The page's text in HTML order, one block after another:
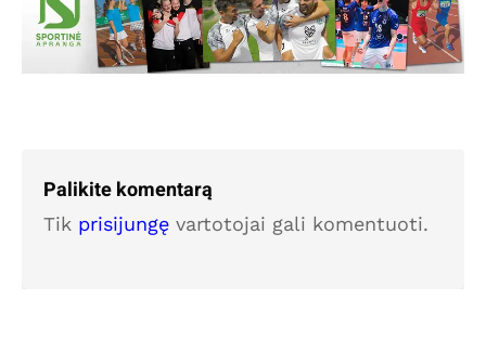
Palikite komentarą
Tik prisijungę vartotojai gali komentuoti.